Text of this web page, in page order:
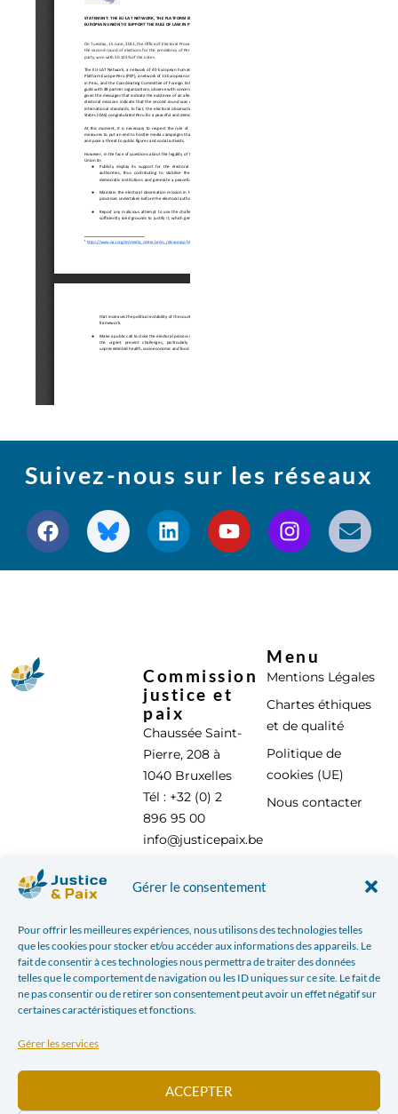
Gérer le consentement
Pour offrir les meilleures expériences, nous utilisons des technologies telles
que les cookies pour stocker et/ou accéder aux informations des appareils. Le
fait de consentir à ces technologies nous permettra de traiter des données
telles que le comportement de navigation ou les ID uniques sur ce site. Le fait de
ne pas consentir ou de retirer son consentement peut avoir un effet négatif sur
certaines caractéristiques et fonctions.
Gérer les services
ACCEPTER
Suivez-nous sur les réseaux
Commission
justice et
paix
Chaussée Saint-
Pierre, 208 à
1040 Bruxelles
Tél : +32 (0) 2
896 95 00
info@justicepaix.be
Menu
Mentions Légales
Chartes éthiques
et de qualité
Politique de
cookies (UE)
Nous contacter